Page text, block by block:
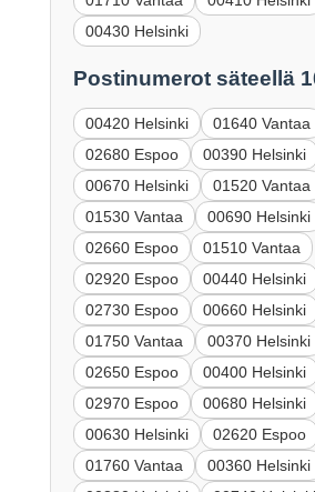
00430 Helsinki
Postinumerot säteellä
00420 Helsinki
01640 Vantaa
02680 Espoo
00390 Helsinki
00670 Helsinki
01520 Vantaa
01530 Vantaa
00690 Helsinki
02660 Espoo
01510 Vantaa
02920 Espoo
00440 Helsinki
02730 Espoo
00660 Helsinki
01750 Vantaa
00370 Helsinki
02650 Espoo
00400 Helsinki
02970 Espoo
00680 Helsinki
00630 Helsinki
02620 Espoo
01760 Vantaa
00360 Helsinki